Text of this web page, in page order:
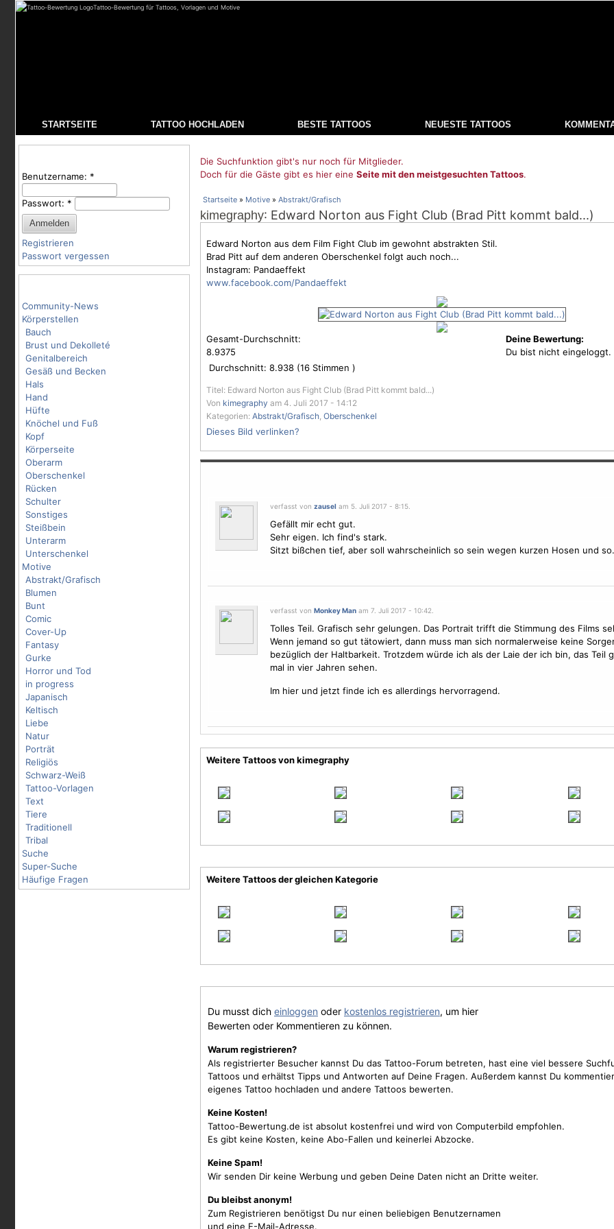
Tattoo-Bewertung für Tattoos, Vorlagen und Motive
STARTSEITE TATTOO HOCHLADEN BESTE TATTOOS NEUESTE TATTOOS
Benutzername: *
Passwort: *
Registrieren
Passwort vergessen
Community-News
Körperstellen
Bauch
Brust und Dekolleté
Genitalbereich
Gesäß und Becken
Hals
Hand
Hüfte
Knöchel und Fuß
Kopf
Körperseite
Oberarm
Oberschenkel
Rücken
Schulter
Sonstiges
Steißbein
Unterarm
Unterschenkel
Motive
Abstrakt/Grafisch
Blumen
Bunt
Comic
Cover-Up
Fantasy
Gurke
Horror und Tod
in progress
Japanisch
Keltisch
Liebe
Natur
Porträt
Religiös
Schwarz-Weiß
Tattoo-Vorlagen
Text
Tiere
Traditionell
Tribal
Suche
Super-Suche
Häufige Fragen
Die Suchfunktion gibt's nur noch für Mitglieder.
Doch für die Gäste gibt es hier eine Seite mit den meistgesuchten Tattoos.
Startseite » Motive » Abstrakt/Grafisch
kimegraphy: Edward Norton aus Fight Club (Brad Pitt kommt bald...)
Edward Norton aus dem Film Fight Club im gewohnt abstrakten Stil.
Brad Pitt auf dem anderen Oberschenkel folgt auch noch...
Instagram: Pandaeffekt
www.facebook.com/Pandaeffekt
Gesamt-Durchschnitt:
8.9375
Durchschnitt: 8.938 (16 Stimmen )
Deine Bewertung:
Du bist nicht eingeloggt.
Titel: Edward Norton aus Fight Club (Brad Pitt kommt bald...)
Von kimegraphy am 4. Juli 2017 - 14:12
Kategorien: Abstrakt/Grafisch, Oberschenkel
Dieses Bild verlinken?
verfasst von zausel am 5. Juli 2017 - 8:15.
Gefällt mir echt gut.
Sehr eigen. Ich find's stark.
Sitzt bißchen tief, aber soll wahrscheinlich so sein wegen kurzen Hosen und so.
verfasst von Monkey Manam 7. Juli 2017 - 10:42.
Tolles Teil. Grafisch sehr gelungen. Das Portrait trifft die Stimmung des Films
Wenn jemand so gut tätowiert, dann muss man sich normalerweise keine
bezüglich der Haltbarkeit. Trotzdem würde ich als der Laie der ich bin, das Teil
mal in vier Jahren sehen.
Im hier und jetzt finde ich es allerdings hervorragend.
Weitere Tattoos von kimegraphy
Weitere Tattoos der gleichen Kategorie
Du musst dich einloggen oder kostenlos registrieren, um hier
Bewerten oder Kommentieren zu können.
Warum registrieren?
Als registrierter Besucher kannst Du das Tattoo-Forum betreten, hast eine viel bessere
Tattoos und erhältst Tipps und Antworten auf Deine Fragen. Außerdem kannst Du
eigenes Tattoo hochladen und andere Tattoos bewerten.
Keine Kosten!
Tattoo-Bewertung.de ist absolut kostenfrei und wird von Computerbild empfohlen.
Es gibt keine Kosten, keine Abo-Fallen und keinerlei Abzocke.
Keine Spam!
Wir senden Dir keine Werbung und geben Deine Daten nicht an Dritte weiter.
Du bleibst anonym!
Zum Registrieren benötigst Du nur einen beliebigen Benutzernamen
und eine E-Mail-Adresse.